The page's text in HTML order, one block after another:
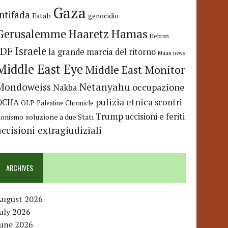
Fatah Gaza genocidio
HaaretzHamas Hebron
Israele la grande marcia del ritorno Maan news
East Eye Middle East Monitor
Nakba Netanyahu occupazione
OLP Palestine Chronicle pulizia etnica scontri
soluzione a due Stati Trumpuccisioni e feriti
extragiudiziali
ARCHIVES
2026
2026
2026